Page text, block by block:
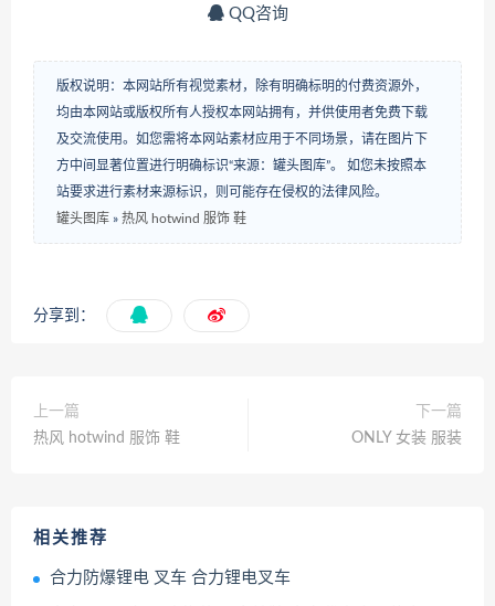
QQ咨询
版权说明：本网站所有视觉素材，除有明确标明的付费资源外，
均由本网站或版权所有人授权本网站拥有，并供使用者免费下载
及交流使用。如您需将本网站素材应用于不同场景，请在图片下
方中间显著位置进行明确标识“来源：罐头图库”。 如您未按照本
站要求进行素材来源标识，则可能存在侵权的法律风险。
罐头图库 » 热风 hotwind 服饰 鞋
分享到：
上一篇
热风 hotwind 服饰 鞋
下一篇
ONLY 女装 服装
相关推荐
合力防爆锂电 叉车 合力锂电叉车